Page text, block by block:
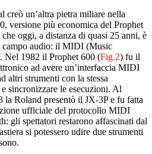
creò un’altra pietra miliare nella
versione più economica del Prophet
oggi, a distanza di quasi 25 anni, è
campo audio: il MIDI (Music
Nel 1982 il Prophet 600 (Fig.2) fu il
ad avere un’interfaccia MIDI
altri strumenti con la stessa
sincronizzare le esecuzioni. Al
Roland presentò il JX-3P e fu fatta
ufficiale del protocollo MIDI
gli spettatori restarono affascinati dal
si potessero udire due strumenti